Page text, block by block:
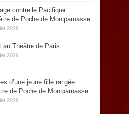
contre le Pacifique
de Poche de Montparnasse
2026
au Théâtre de Paris
2026
d’une jeune fille rangée
de Poche de Montparnasse
2026